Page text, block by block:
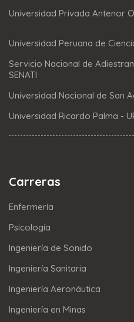
Universidad Privada Antenor
Universidad Peruana de
Servicio Nacional de
SENATI
Universidad Nacional de San
Universidad Ricardo Palma -
Carreras
Enfermería
Psicología
Ingeniería de Sonido
Ingeniería Sanitaria
Ingeniería Aeronáutica
Ingeniería en Minas